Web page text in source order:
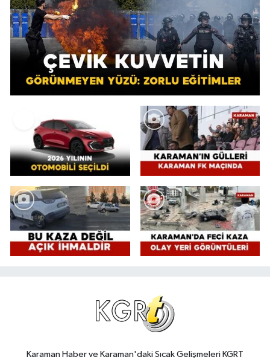
Karaman Haber ve Karaman'daki Sıcak Gelişmeleri KGRT